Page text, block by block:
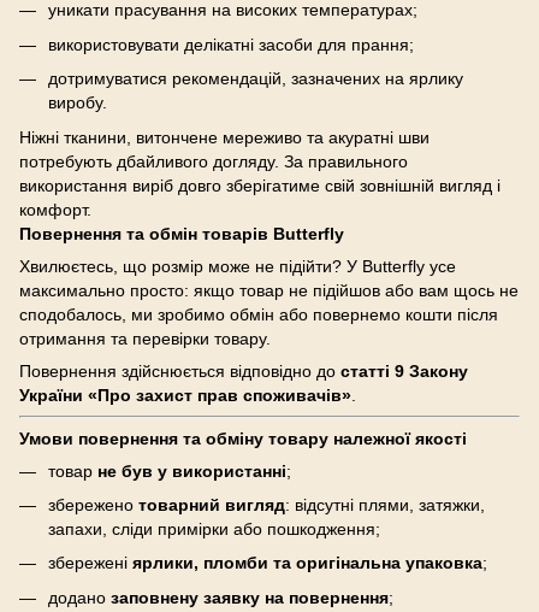
уникати прасування на високих температурах;
використовувати делікатні засоби для прання;
дотримуватися рекомендацій, зазначених на ярлику
виробу.
Ніжні тканини, витончене мереживо та акуратні шви
потребують дбайливого догляду. За правильного
використання виріб довго зберігатиме свій зовнішній вигляд і
комфорт.
Повернення та обмін товарів Butterfly
Хвилюєтесь, що розмір може не підійти? У Butterfly усе
максимально просто: якщо товар не підійшов або вам щось не
сподобалось, ми зробимо обмін або повернемо кошти після
отримання та перевірки товару.
Повернення здійснюється відповідно до статті 9 Закону
України «Про захист прав споживачів»
Умови повернення та обміну товару належної якості
товар не був у використанні;
збережено товарний вигляд: відсутні плями, затяжки,
запахи, сліди примірки або пошкодження;
збережені ярлики, пломби та оригінальна упаковка;
додано заповнену заявку на повернення;